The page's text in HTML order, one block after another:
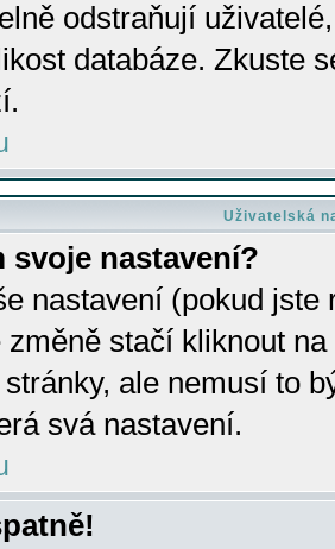
odstraňují
databáze. Zkuste
Uživatelská
svoje nastavení?
nastavení (pokud
změně stačí kliknout
ale nemusí to
svá nastavení.